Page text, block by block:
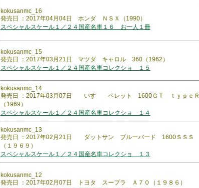
kokusanmc_16
発売日 ：2017年04月04日 ホンダ ＮＳＸ（1990）
スペシャルスケール１／２４国産名車１６ お一人１冊
kokusanmc_15
発売日 ：2017年03月21日 マツダ キャロル 360（1962）
スペシャルスケール１／２４国産名車コレクショ １５
kokusanmc_14
発売日 ：2017年03月07日 いすゞ ペレット 1600ＧＴ ｔｙｐｅＲ
（1969）
スペシャルスケール１／２４国産名車コレクショ １４
kokusanmc_13
発売日 ：2017年02月21日 ダットサン ブルーバード 1600ＳＳＳ
（１９６９）
スペシャルスケール１／２４国産名車コレクショ １３
kokusanmc_12
発売日 ：2017年02月07日 トヨタ スープラ Ａ７０（１９８６）